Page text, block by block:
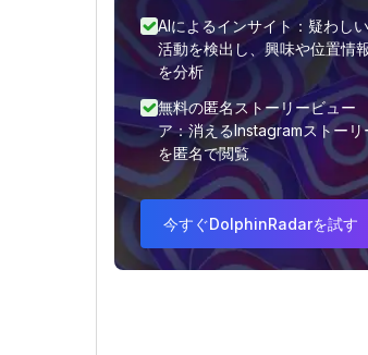
AIによるインサイト：疑わしい
活動を検出し、興味や位置情
を分析
無料の匿名ストーリービュー
ア：消えるInstagramストーリ
を匿名で閲覧
今すぐDolphinRadarを試す